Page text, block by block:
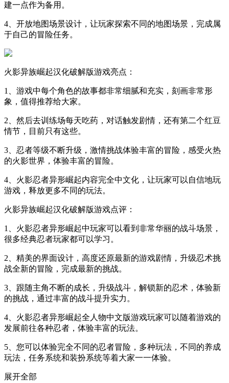
建一点作为备用。
4、开放地图场景设计，让玩家探索不同的地图场景，完成属
于自己的冒险任务。
火影异族崛起汉化破解版游戏亮点：
1、游戏中每个角色的故事都非常细腻和充实，刻画非常形
象，值得推荐给大家。
2、然后去训练场每天吃药，对话触发剧情，还有第二个红豆
情节，目前只有这些。
3、忍者等级不断升级，激情挑战体验丰富的冒险，感受火热
的火影世界，体验丰富的冒险。
4、火影忍者异形崛起内容完全中文化，让玩家可以自信地玩
游戏，释放更多不同的玩法。
火影异族崛起汉化破解版游戏点评：
1、火影忍者异形崛起中玩家可以看到非常华丽的战斗场景，
很多经典忍者玩家都可以学习。
2、精美的界面设计，高度还原最新的游戏剧情，升级忍术挑
战全新的冒险，完成最新的挑战。
3、跟随主角不断的成长，升级战斗，解锁新的忍术，体验新
的挑战，通过丰富的战斗提升实力。
4、火影忍者异形崛起全人物中文版游戏玩家可以随着游戏的
发展前往各种忍者，体验丰富的玩法。
5、您可以体验完全不同的忍者冒险，多种玩法，不同的养成
玩法，任务系统和装扮系统等着大家一一体验。
展开全部